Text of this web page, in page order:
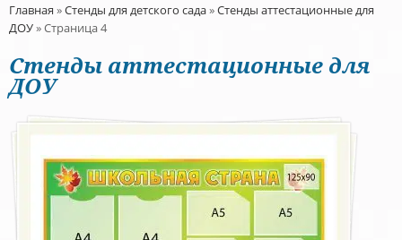
Главная »Стенды для детского сада»Стенды аттестационные для
ДОУ»Страница 4
Стенды аттестационные для
ДОУ